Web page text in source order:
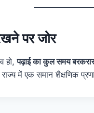
पर जोर
हो,पढ़ाई का कुल समय बरकरार
में एक समान शैक्षणिक